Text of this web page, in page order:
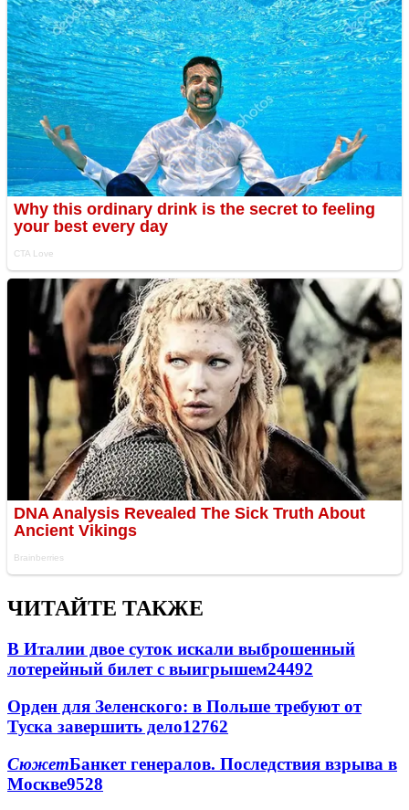
ЧИТАЙТЕ ТАКЖЕ
В Италии двое суток искали выброшенный
лотерейный билет с выигрышем24492
Орден для Зеленского: в Польше требуют от
Туска завершить дело12762
СюжетБанкет генералов. Последствия взрыва в
Москве9528